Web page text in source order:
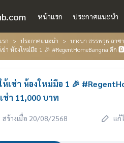
หน้าแรก ประกาศแนะนำ
ก ประกาศแนะนำ บางนา สรรพวุธ ลาซ
ช่า ห้องใหม่มือ 1 🎉 #RegentHomeBangna ตึ
ห้เช่า ห้องใหม่มือ 1 🎉
ช่า 11,000 บาท
สร้างเมื่อ 20/08/2568 แก้